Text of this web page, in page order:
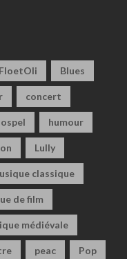
Blues
concert
humour
Lully
classique
de film
médiévale
peac Pop